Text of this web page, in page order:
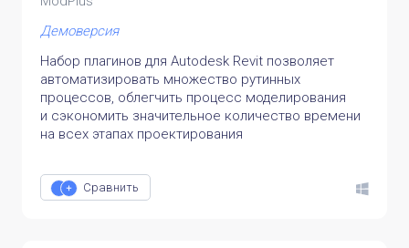
Демоверсия
Набор плагинов для Autodesk Revit позволяет
автоматизировать множество рутинных
процессов, облегчить процесс моделирования
и сэкономить значительное количество времени
на всех этапах проектирования
Сравнить